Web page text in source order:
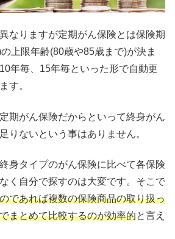
なりますが定期がん保険とは保険期
上限年齢(80歳や85歳まで)が決ま
年毎、15年毎といった形で自動更
す。
期がん保険だからといって終身がん
りないという事はありません。
身タイプのがん保険に比べて各保険
く自分で探すのは大変です。そこで
であれば複数の保険商品の取り扱っ
まとめて比較するのが効率的と言え